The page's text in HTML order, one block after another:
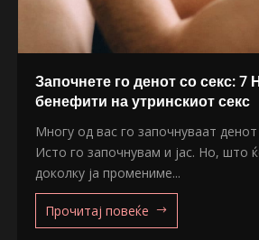
Започнете го денот со секс: 7
бенефити на утринскиот секс
Многу од вас го започнуваат
Исто го започнувам и јас. Но, што
доколку ја промениме...
Прочитај повеќе